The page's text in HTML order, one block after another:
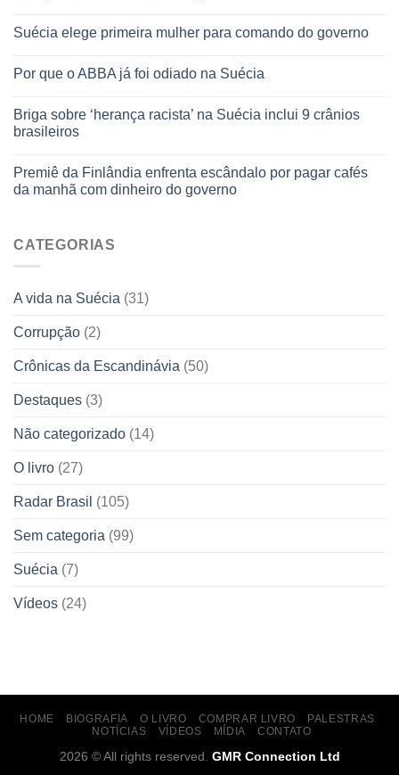
Suécia elege primeira mulher para comando do governo
Por que o ABBA já foi odiado na Suécia
Briga sobre ‘herança racista’ na Suécia inclui 9 crânios
brasileiros
Premiê da Finlândia enfrenta escândalo por pagar cafés
da manhã com dinheiro do governo
CATEGORIAS
A vida na Suécia (31)
Corrupção (2)
Crônicas da Escandinávia (50)
Destaques (3)
Não categorizado (14)
O livro (27)
Radar Brasil (105)
Sem categoria (99)
Suécia (7)
Vídeos (24)
HOME BIOGRAFIA O LIVRO COMPRAR LIVRO
PALESTRAS
NOTÍCIAS
VÍDEOS MÍDIA CONTATO
2026 © All rights reserved. GMR Connection Ltd